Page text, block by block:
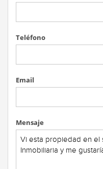
Teléfono
Email
Mensaje